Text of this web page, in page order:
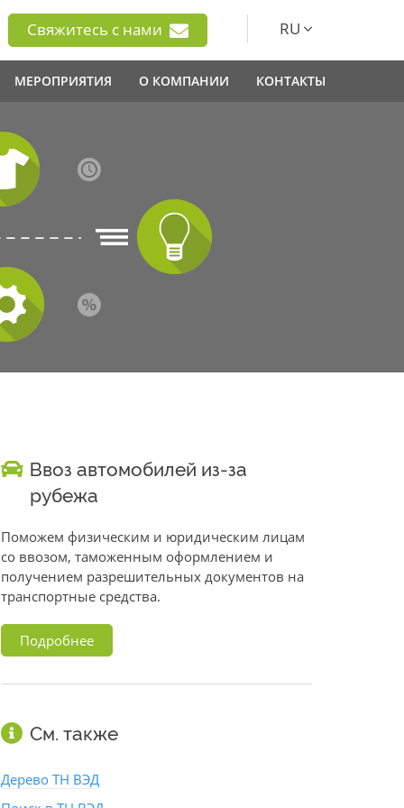
Свяжитесь с нами RU
МЕРОПРИЯТИЯ О КОМПАНИИ КОНТАКТЫ
Ввоз автомобилей из-за
рубежа
Поможем физическим и юридическим лицам
со ввозом, таможенным оформлением и
получением разрешительных документов на
транспортные средства.
Подробнее
См. также
Дерево ТН ВЭД